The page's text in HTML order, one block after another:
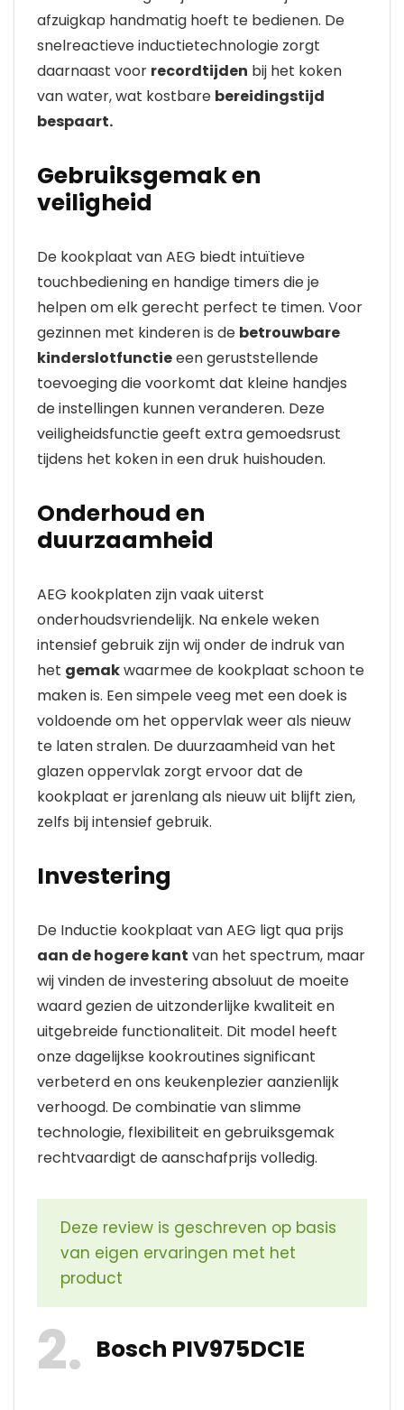
afzuigkap handmatig hoeft te bedienen. De
snelreactieve inductietechnologie zorgt
daarnaast voor recordtijden bij het koken
van water, wat kostbare bereidingstijd
bespaart.
Gebruiksgemak en
veiligheid
De kookplaat van AEG biedt intuïtieve
touchbediening en handige timers die je
helpen om elk gerecht perfect te timen. Voor
gezinnen met kinderen is de betrouwbare
kinderslotfunctieeen geruststellende
toevoeging die voorkomt dat kleine handjes
de instellingen kunnen veranderen. Deze
veiligheidsfunctie geeft extra gemoedsrust
tijdens het koken in een druk huishouden.
Onderhoud en
duurzaamheid
AEG kookplaten zijn vaak uiterst
onderhoudsvriendelijk. Na enkele weken
intensief gebruik zijn wij onder de indruk van
het gemakwaarmee de kookplaat schoon te
maken is. Een simpele veeg met een doek is
voldoende om het oppervlak weer als nieuw
te laten stralen. De duurzaamheid van het
glazen oppervlak zorgt ervoor dat de
kookplaat er jarenlang als nieuw uit blijft zien,
zelfs bij intensief gebruik.
Investering
De Inductie kookplaat van AEG ligt qua prijs
aan de hogere kant van het spectrum, maar
wij vinden de investering absoluut de moeite
waard gezien de uitzonderlijke kwaliteit en
uitgebreide functionaliteit. Dit model heeft
onze dagelijkse kookroutines significant
verbeterd en ons keukenplezier aanzienlijk
verhoogd. De combinatie van slimme
technologie, flexibiliteit en gebruiksgemak
rechtvaardigt de aanschafprijs volledig.
Deze review is geschreven op basis
van eigen ervaringen met het
product
2 Bosch PIV975DC1E